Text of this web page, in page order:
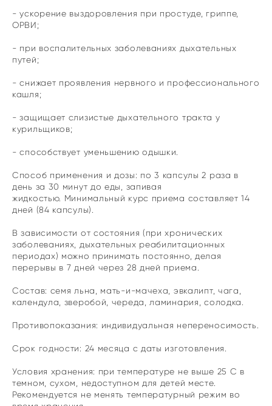
- ускорение выздоровления при простуде, гриппе,
ОРВИ;
- при воспалительных заболеваниях дыхательных
путей;
- снижает проявления нервного и профессионального
кашля;
- защищает слизистые дыхательного тракта у
курильщиков;
- способствует уменьшению одышки.
Способ применения и дозы: по 3 капсулы 2 раза в
день за 30 минут до еды, запивая
жидкостью. Минимальный курс приема составляет 14
дней (84 капсулы).
В зависимости от состояния (при хронических
заболеваниях, дыхательных реабилитационных
периодах) можно принимать постоянно, делая
перерывы в 7 дней через 28 дней приема.
Состав: семя льна, мать-и-мачеха, эвкалипт, чага,
календула, зверобой, череда, ламинария, солодка.
Противопоказания: индивидуальная непереносимость.
Срок годности: 24 месяца с даты изготовления.
Условия хранения: при температуре не выше 25 С в
темном, сухом, недоступном для детей месте.
Рекомендуется не менять температурный режим во